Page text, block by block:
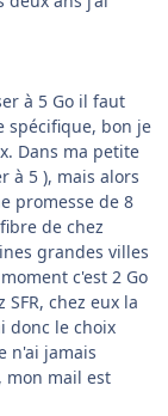
à 5 Go il faut
spécifique, bon je
Dans ma petite
à 5 ), mais alors
promesse de 8
de chez
grandes villes
c'est 2 Go
chez eux la
donc le choix
n'ai jamais
mon mail est